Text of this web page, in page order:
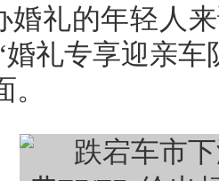
婚礼的年轻人
婚礼专享迎亲